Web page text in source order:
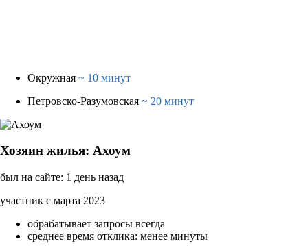
Окружная ~ 10 минут
Петровско-Разумовская ~ 20 минут
Хозяин жилья: Ахоум
был на сайте: 1 день назад
участник с марта 2023
обрабатывает запросы всегда
среднее время отклика: менее минуты